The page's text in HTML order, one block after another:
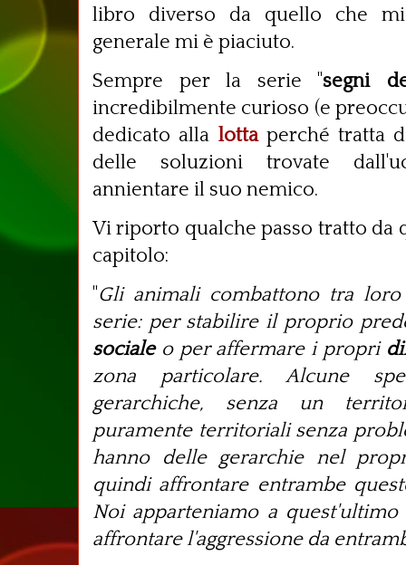
libro diverso da quello che
generale mi è piaciuto.
Sempre per la serie "segni
incredibilmente curioso (e
dedicato alla lotta perché tratta
delle soluzioni trovate
annientare il suo nemico.
Vi riporto qualche passo tratto da
capitolo:
"Gli animali combattono tra
serie: per stabilire il proprio
socialeo per affermare i propri
zona particolare. Alcune
gerarchiche, senza un
puramente territoriali senza
hanno delle gerarchie nel
quindi affrontare entrambe
Noi apparteniamo a
affrontare l'aggressione da